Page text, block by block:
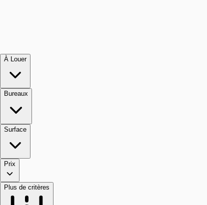
À Louer
Bureaux
Surface
Prix
Plus de critères